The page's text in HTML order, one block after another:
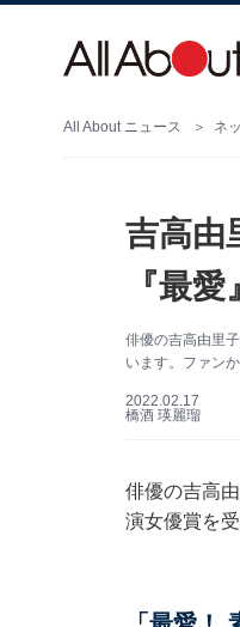
All About ニュース ネ
吉高由
『最
俳優の吉高由里
います。ファン
2022.02.17
橋酒 瑛麗瑠
俳優の吉高
演女優賞を